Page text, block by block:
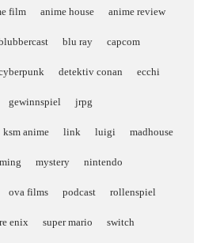
film anime house anime review
blu ray capcom
detektiv conan ecchi
gewinnspiel jrpg
ksm anime link luigi madhouse
mystery nintendo
ova films podcast rollenspiel
enix super mario switch